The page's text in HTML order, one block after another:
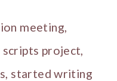
meeting,
project,
started writing